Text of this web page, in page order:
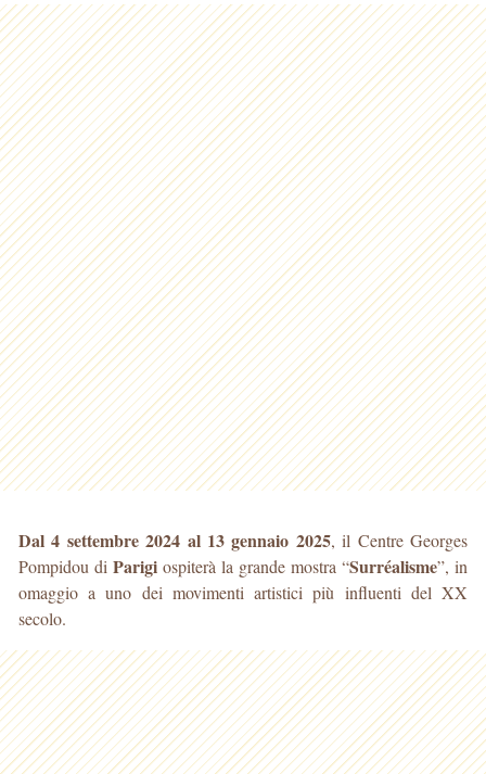
Dal 4 settembre 2024 al 13 gennaio 2025, il Centre Georges
Pompidou di Parigi ospiterà la grande mostra “Surréalisme”, in
omaggio a uno dei movimenti artistici più influenti del XX
secolo.